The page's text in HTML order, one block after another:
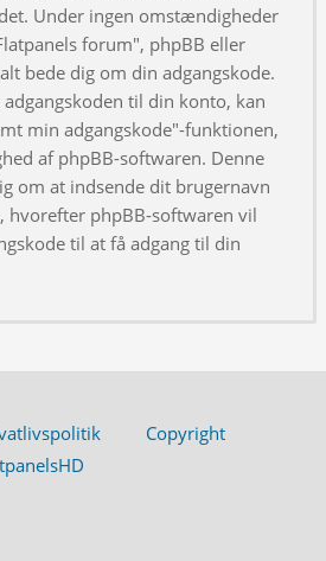
Under ingen omstændigheder
forum", phpBB eller
bede dig om din adgangskode.
til din konto, kan
min adgangskode"-funktionen,
af phpBB-softwaren. Denne
om at indsende dit brugernavn
hvorefter phpBB-softwaren vil
til at få adgang til din
Copyright